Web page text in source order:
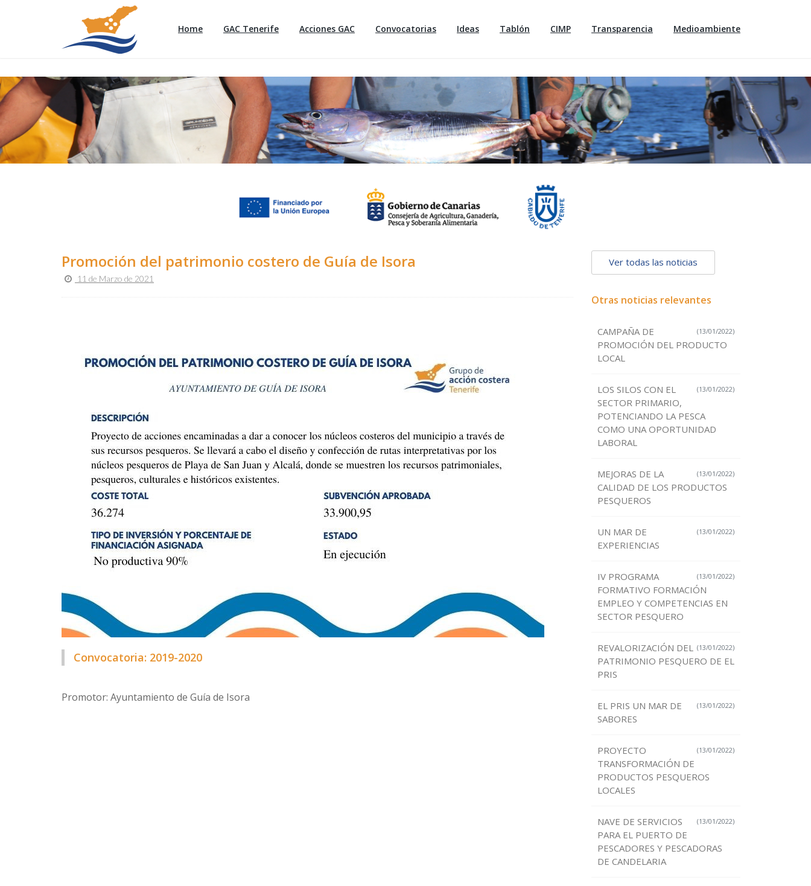
Home GAC Tenerife Acciones GAC Convocatorias Ideas Tablón CIMP Transparencia Medioambiente
Promoción del patrimonio costero de Guía de Isora
11 de Marzo de 2021
Convocatoria: 2019-2020
Promotor: Ayuntamiento de Guía de Isora
Ver todas las noticias
Otras noticias relevantes
(13/01/2022)
CAMPAÑA DE
PROMOCIÓN DEL PRODUCTO
LOCAL
(13/01/2022)
LOS SILOS CON EL
SECTOR PRIMARIO,
POTENCIANDO LA PESCA
COMO UNA OPORTUNIDAD
LABORAL
(13/01/2022)
MEJORAS DE LA
CALIDAD DE LOS PRODUCTOS
PESQUEROS
(13/01/2022)
UN MAR DE
EXPERIENCIAS
(13/01/2022)
IV PROGRAMA
FORMATIVO FORMACIÓN
EMPLEO Y COMPETENCIAS EN
SECTOR PESQUERO
(13/01/2022)
REVALORIZACIÓN DEL
PATRIMONIO PESQUERO DE EL
PRIS
(13/01/2022)
EL PRIS UN MAR DE
SABORES
(13/01/2022)
PROYECTO
TRANSFORMACIÓN DE
PRODUCTOS PESQUEROS
LOCALES
(13/01/2022)
NAVE DE SERVICIOS
PARA EL PUERTO DE
PESCADORES Y PESCADORAS
DE CANDELARIA